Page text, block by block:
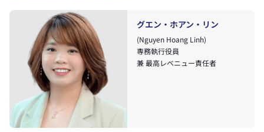
グエン・ホアン・リン
(Nguyen Hoang Linh)
専務執行役員
兼 最高レベニュー責任者